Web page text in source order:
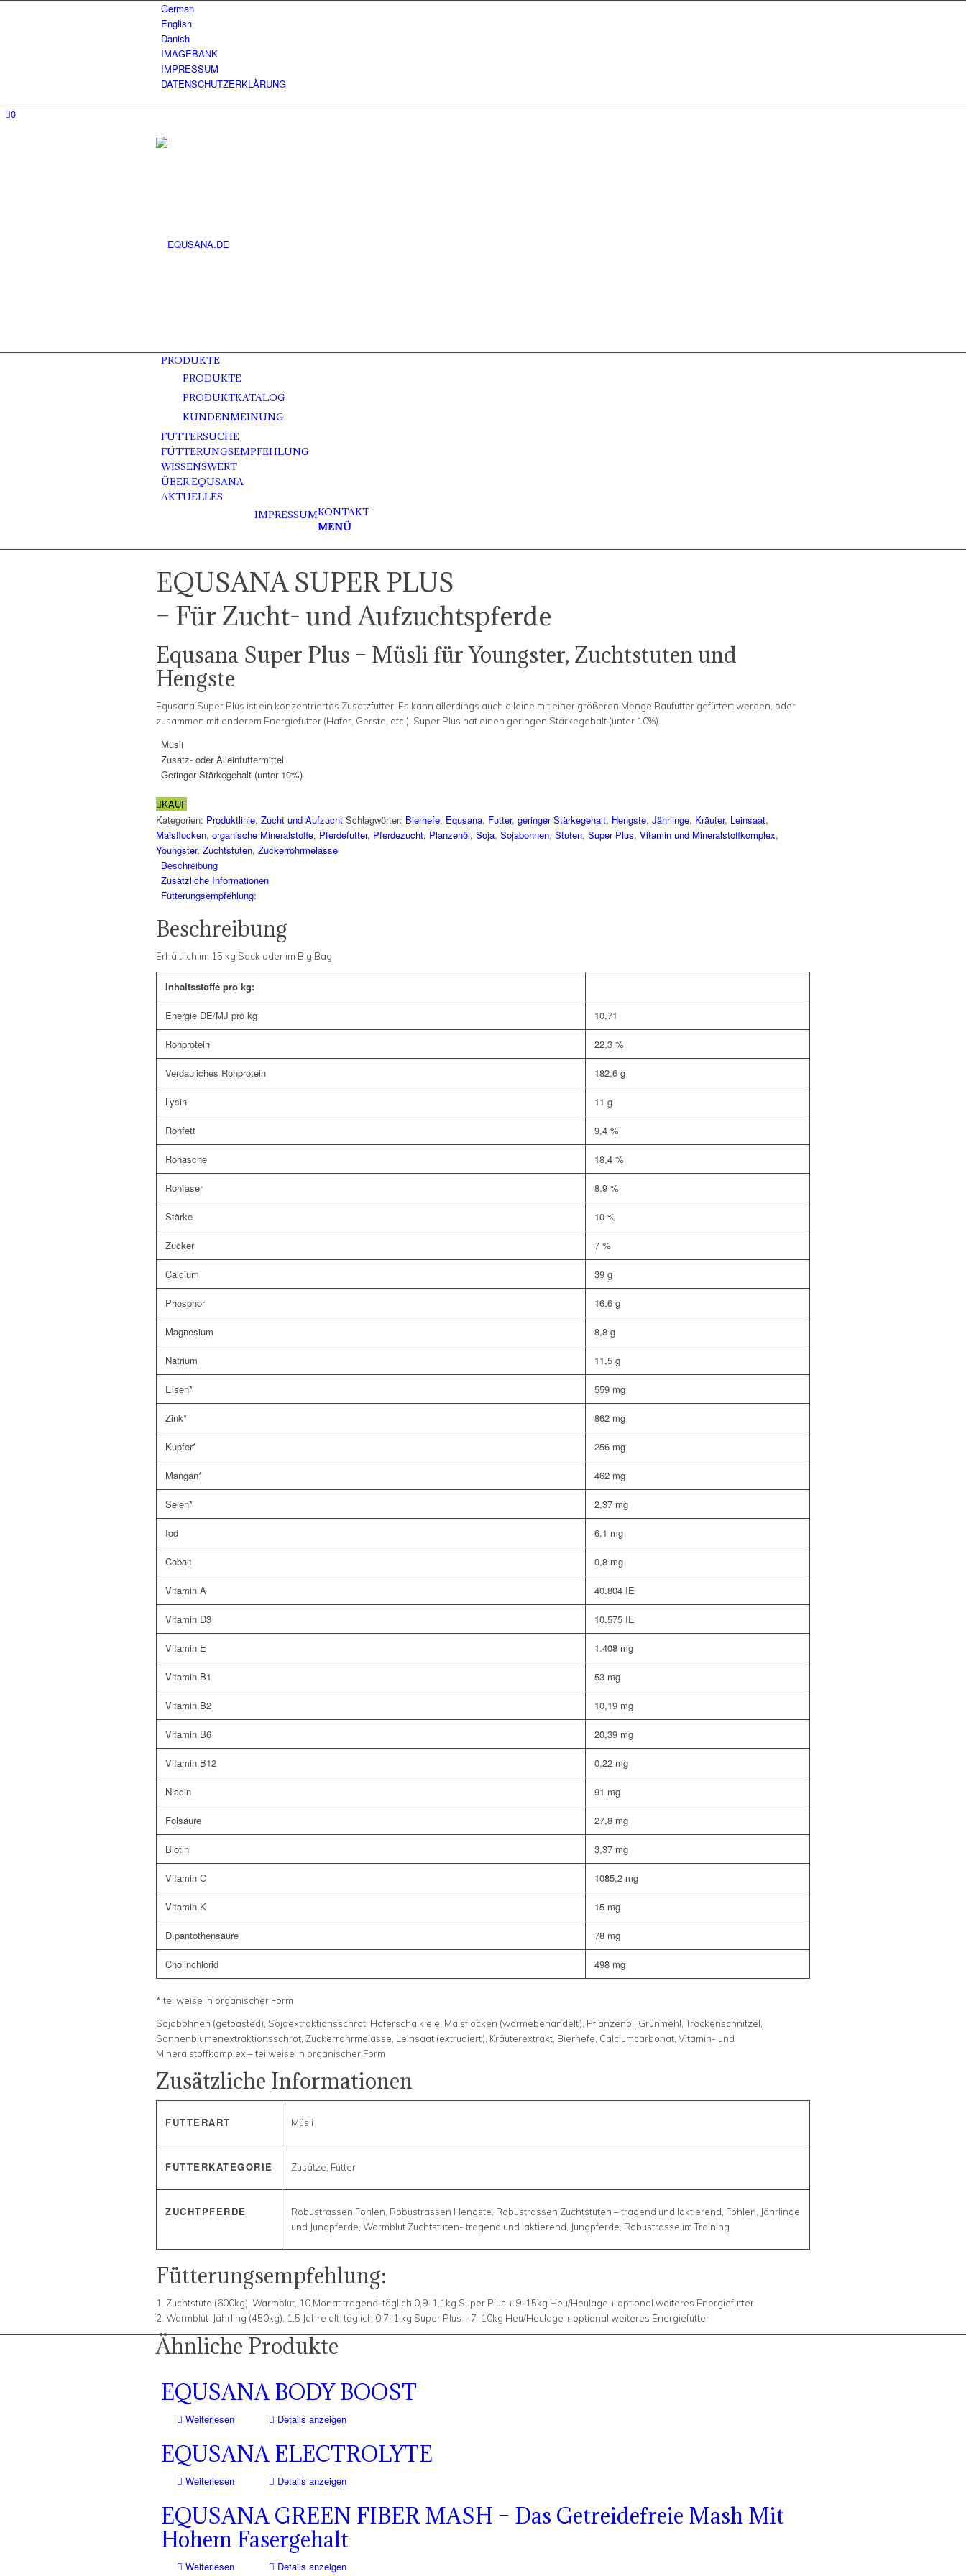
German
English
Danish
IMAGEBANK
IMPRESSUM
DATENSCHUTZERKLÄRUNG
0
PRODUKTE
PRODUKTE
PRODUKTKATALOG
KUNDENMEINUNG
FUTTERSUCHE
FÜTTERUNGSEMPFEHLUNG
WISSENSWERT
ÜBER EQUSANA
AKTUELLES
KONTAKT
IMPRESSUM
MENÜ
EQUSANA SUPER PLUS
– Für Zucht- und Aufzuchtspferde
Equsana Super Plus – Müsli für Youngster, Zuchtstuten und
Hengste
Equsana Super Plus ist ein konzentriertes Zusatzfutter. Es kann allerdings auch alleine mit einer größeren Menge Raufutter gefüttert werden, oder
zusammen mit anderem Energiefutter (Hafer, Gerste, etc.). Super Plus hat einen geringen Stärkegehalt (unter 10%).
Müsli
Zusatz- oder Alleinfuttermittel
Geringer Stärkegehalt (unter 10%)
KAUF
Kategorien: Produktlinie, Zucht und Aufzucht Schlagwörter: Bierhefe, Equsana, Futter, geringer Stärkegehalt, Hengste, Jährlinge, Kräuter, Leinsaat,
Maisflocken, organische Mineralstoffe, Pferdefutter, Pferdezucht, Planzenöl, Soja, Sojabohnen, Stuten, Super Plus, Vitamin und Mineralstoffkomplex,
Youngster, Zuchtstuten, Zuckerrohrmelasse
Beschreibung
Zusätzliche Informationen
Fütterungsempfehlung:
Beschreibung
Erhältlich im 15 kg Sack oder im Big Bag
Inhaltsstoffe pro kg:
Energie DE/MJ pro kg 10,71
Rohprotein 22,3 %
Verdauliches Rohprotein 182,6 g
Lysin 11 g
Rohfett 9,4 %
Rohasche 18,4 %
Rohfaser 8,9 %
Stärke 10 %
Zucker 7 %
Calcium 39 g
Phosphor 16,6 g
Magnesium 8,8 g
Natrium 11,5 g
Eisen* 559 mg
Zink* 862 mg
Kupfer* 256 mg
Mangan* 462 mg
Selen* 2,37 mg
Iod 6,1 mg
Cobalt 0,8 mg
Vitamin A 40.804 IE
Vitamin D3 10.575 IE
Vitamin E 1.408 mg
Vitamin B1 53 mg
Vitamin B2 10,19 mg
Vitamin B6 20,39 mg
Vitamin B12 0,22 mg
Niacin 91 mg
Folsäure 27,8 mg
Biotin 3,37 mg
Vitamin C 1085,2 mg
Vitamin K 15 mg
D.pantothensäure 78 mg
Cholinchlorid 498 mg
* teilweise in organischer Form
Sojabohnen (getoasted), Sojaextraktionsschrot, Haferschälkleie, Maisflocken (wärmebehandelt), Pflanzenöl, Grünmehl, Trockenschnitzel,
Sonnenblumenextraktionsschrot, Zuckerrohrmelasse, Leinsaat (extrudiert), Kräuterextrakt, Bierhefe, Calciumcarbonat, Vitamin- und
Mineralstoffkomplex – teilweise in organischer Form
Zusätzliche Informationen
FUTTERART Müsli
FUTTERKATEGORIE Zusätze, Futter
ZUCHTPFERDE
Robustrassen Fohlen, Robustrassen Hengste, Robustrassen Zuchtstuten – tragend und laktierend, Fohlen, Jährlinge
und Jungpferde, Warmblut Zuchtstuten- tragend und laktierend, Jungpferde, Robustrasse im Training
Fütterungsempfehlung:
1. Zuchtstute (600kg), Warmblut, 10.Monat tragend: täglich 0,9-1,1kg Super Plus + 9-15kg Heu/Heulage + optional weiteres Energiefutter
2. Warmblut-Jährling (450kg), 1,5 Jahre alt: täglich 0,7-1 kg Super Plus + 7-10kg Heu/Heulage + optional weiteres Energiefutter
Ähnliche Produkte
EQUSANA BODY BOOST
Weiterlesen Details anzeigen
EQUSANA ELECTROLYTE
Weiterlesen Details anzeigen
EQUSANA GREEN FIBER MASH – Das Getreidefreie Mash Mit
Hohem Fasergehalt
Weiterlesen Details anzeigen